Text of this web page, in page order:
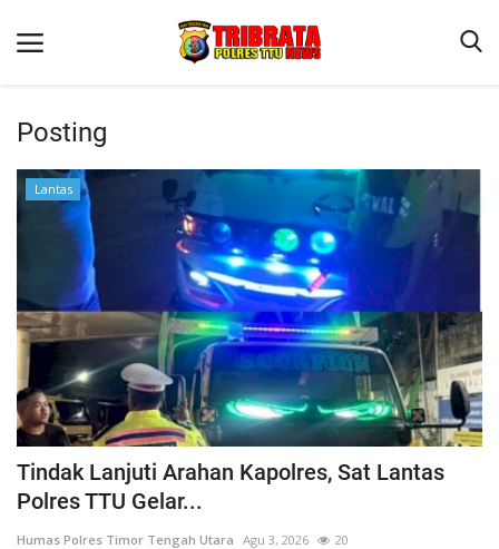
Beranda
Terms & Conditions
Reskrim
Binkam
Lantas
OPINI
Posting
Lantas
Tindak Lanjuti Arahan Kapolres, Sat Lantas
Polres TTU Gelar...
Humas Polres Timor Tengah Utara Agu 3, 2026 20